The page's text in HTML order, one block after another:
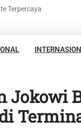
Terpercaya
Jokowi